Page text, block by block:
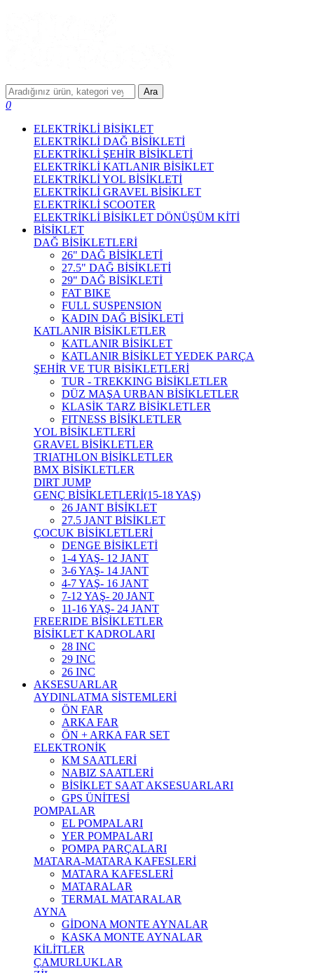
Ara
0
ELEKTRİKLİ BİSİKLET
ELEKTRİKLİ DAĞ BİSİKLETİ
ELEKTRİKLİ ŞEHİR BİSİKLETİ
ELEKTRİKLİ KATLANIR BİSİKLET
ELEKTRİKLİ YOL BİSİKLETİ
ELEKTRİKLİ GRAVEL BİSİKLET
ELEKTRİKLİ SCOOTER
ELEKTRİKLİ BİSİKLET DÖNÜŞÜM KİTİ
BİSİKLET
DAĞ BİSİKLETLERİ
26" DAĞ BİSİKLETİ
27.5" DAĞ BİSİKLETİ
29" DAĞ BİSİKLETİ
FAT BIKE
FULL SUSPENSION
KADIN DAĞ BİSİKLETİ
KATLANIR BİSİKLETLER
KATLANIR BİSİKLET
KATLANIR BİSİKLET YEDEK PARÇA
ŞEHİR VE TUR BİSİKLETLERİ
TUR - TREKKING BİSİKLETLER
DÜZ MAŞA URBAN BİSİKLETLER
KLASİK TARZ BİSİKLETLER
FITNESS BİSİKLETLER
YOL BİSİKLETLERİ
GRAVEL BİSİKLETLER
TRIATHLON BİSİKLETLER
BMX BİSİKLETLER
DIRT JUMP
GENÇ BİSİKLETLERİ(15-18 YAŞ)
26 JANT BİSİKLET
27.5 JANT BİSİKLET
ÇOCUK BİSİKLETLERİ
DENGE BİSİKLETİ
1-4 YAŞ- 12 JANT
3-6 YAŞ- 14 JANT
4-7 YAŞ- 16 JANT
7-12 YAŞ- 20 JANT
11-16 YAŞ- 24 JANT
FREERIDE BİSİKLETLER
BİSİKLET KADROLARI
28 INC
29 INC
26 INC
AKSESUARLAR
AYDINLATMA SİSTEMLERİ
ÖN FAR
ARKA FAR
ÖN + ARKA FAR SET
ELEKTRONİK
KM SAATLERİ
NABIZ SAATLERİ
BİSİKLET SAAT AKSESUARLARI
GPS ÜNİTESİ
POMPALAR
EL POMPALARI
YER POMPALARI
POMPA PARÇALARI
MATARA-MATARA KAFESLERİ
MATARA KAFESLERİ
MATARALAR
TERMAL MATARALAR
AYNA
GİDONA MONTE AYNALAR
KASKA MONTE AYNALAR
KİLİTLER
ÇAMURLUKLAR